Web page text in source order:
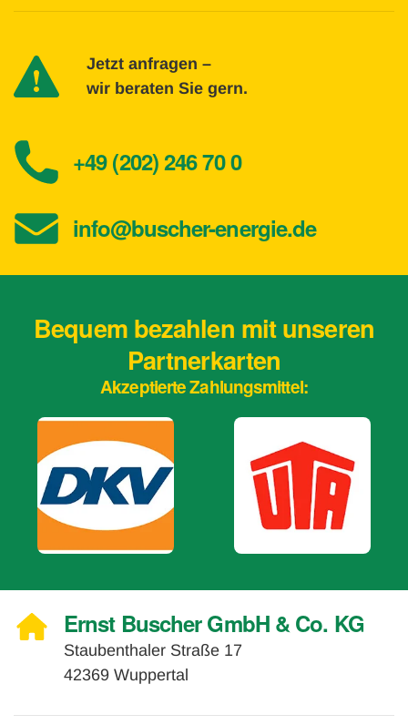
Jetzt anfragen –
wir beraten Sie gern.
+49 (202) 246 70 0
info@buscher-energie.de
Bequem bezahlen mit unseren
Partnerkarten
Akzeptierte Zahlungsmittel:
Ernst Buscher GmbH & Co. KG
Staubenthaler Straße 17
42369 Wuppertal